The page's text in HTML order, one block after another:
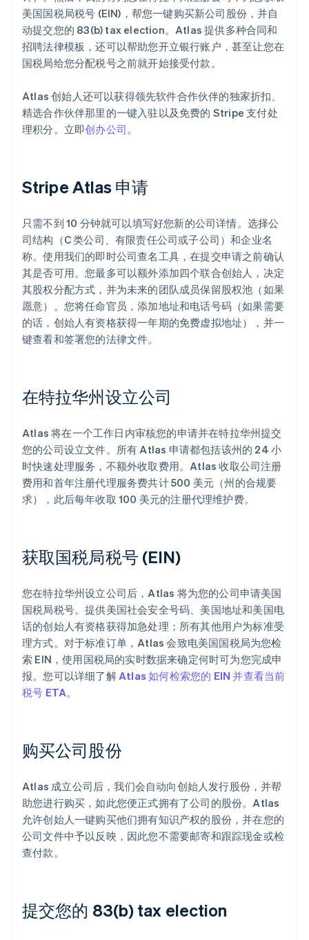
美国国税局税号 (EIN)，帮您一键购买新公司股份，并自
动提交您的 83(b) tax election。Atlas 提供多种合同和
招聘法律模板，还可以帮助您开立银行账户，甚至让您在
国税局给您分配税号之前就开始接受付款。
Atlas 创始人还可以获得领先软件合作伙伴的独家折扣、
精选合作伙伴那里的一键入驻以及免费的 Stripe 支付处
理积分。立即创办公司。
Stripe Atlas 申请
只需不到 10 分钟就可以填写好您新的公司详情。选择公
司结构（C 类公司、有限责任公司或子公司）和企业名
称。使用我们的即时公司查名工具，在提交申请之前确认
其是否可用。您最多可以额外添加四个联合创始人，决定
其股权分配方式，并为未来的团队成员保留股权池（如果
愿意）。您将任命官员，添加地址和电话号码（如果需要
的话，创始人有资格获得一年期的免费虚拟地址），并一
键查看和签署您的法律文件。
在特拉华州设立公司
Atlas 将在一个工作日内审核您的申请并在特拉华州提交
您的公司设立文件。所有 Atlas 申请都包括该州的 24 小
时快速处理服务，不额外收取费用。Atlas 收取公司注册
费用和首年注册代理服务费共计 500 美元（州的合规要
求），此后每年收取 100 美元的注册代理维护费。
获取国税局税号 (EIN)
您在特拉华州设立公司后，Atlas 将为您的公司申请美国
国税局税号。提供美国社会安全号码、美国地址和美国电
话的创始人有资格获得加急处理；所有其他用户为标准受
理方式。对于标准订单，Atlas 会致电美国国税局为您检
索 EIN，使用国税局的实时数据来确定何时可为您完成申
报。您可以详细了解Atlas 如何检索您的 EIN 并查看当前
税号 ETA。
购买公司股份
Atlas 成立公司后，我们会自动向创始人发行股份，并帮
助您进行购买，如此您便正式拥有了公司的股份。Atlas
允许创始人一键购买他们拥有知识产权的股份，并在您的
公司文件中予以反映，因此您不需要邮寄和跟踪现金或检
查付款。
提交您的 83(b) tax election